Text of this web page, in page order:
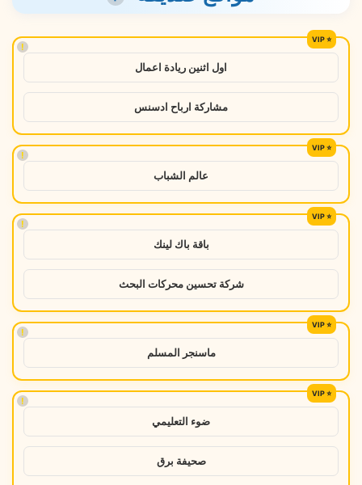
!
اول اثنين ريادة اعمال
مشاركة ارباح ادسنس
!
عالم الشباب
!
باقة باك لينك
شركة تحسين محركات البحث
!
ماسنجر المسلم
!
ضوء التعليمي
صحيفة برق